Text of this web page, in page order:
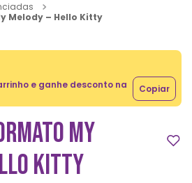
Melody – Hello Kitty
e ganhe desconto na
Copiar
MY
KITTY